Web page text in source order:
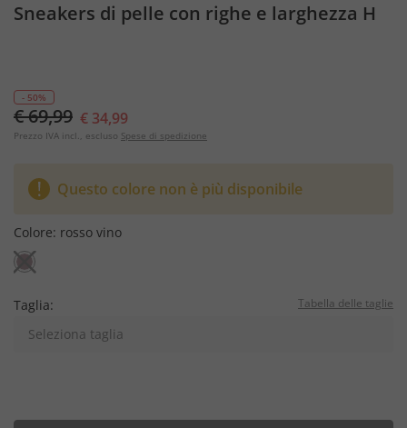
Sneakers di pelle con righe e larghezza H
- 50%
€ 69,99 € 34,99
Prezzo IVA incl., escluso Spese di spedizione
Questo colore non è più disponibile
Colore: rosso vino
Taglia: Tabella delle taglie
Seleziona taglia